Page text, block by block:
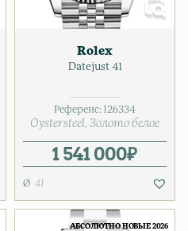
Rolex
Datejust 41
Референс: 126334
Oystersteel Золото белое
1 541 000₽
41
АБСОЛЮТНО НОВЫЕ 2026